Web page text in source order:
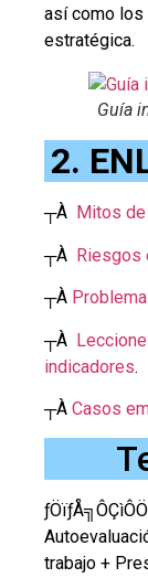
así como los
estratégica.
Guía
2.
┬À Mitos
┬À Riesgos
┬À
┬À
indicadores.
┬À Casos
trabajo +